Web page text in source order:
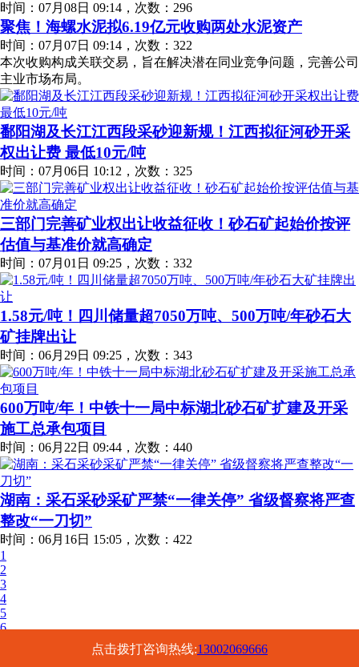
时间：07月08日 09:14，次数：296
聚焦！海螺水泥拟6.19亿元收购两处水泥资产
时间：07月07日 09:14，次数：322
本次收购构成关联交易，旨在解决潜在同业竞争问题，完善公司
主业市场布局。
鄱阳湖及长江江西段采砂迎新规！江西拟征河砂开采
权出让费 最低10元/吨
时间：07月06日 10:12，次数：325
三部门完善矿业权出让收益征收！砂石矿起始价按评
估值与基准价就高确定
时间：07月01日 09:25，次数：332
1.58元/吨！四川储量超7050万吨、500万吨/年砂石大
矿挂牌出让
时间：06月29日 09:25，次数：343
600万吨/年！中铁十一局中标湖北砂石矿扩建及开采
施工总承包项目
时间：06月22日 09:44，次数：440
湖南：采石采砂采矿严禁“一律关停” 省级督察将严查
整改“一刀切”
时间：06月16日 15:05，次数：422
1
2
3
4
5
6
点击拨打咨询热线:13002069666